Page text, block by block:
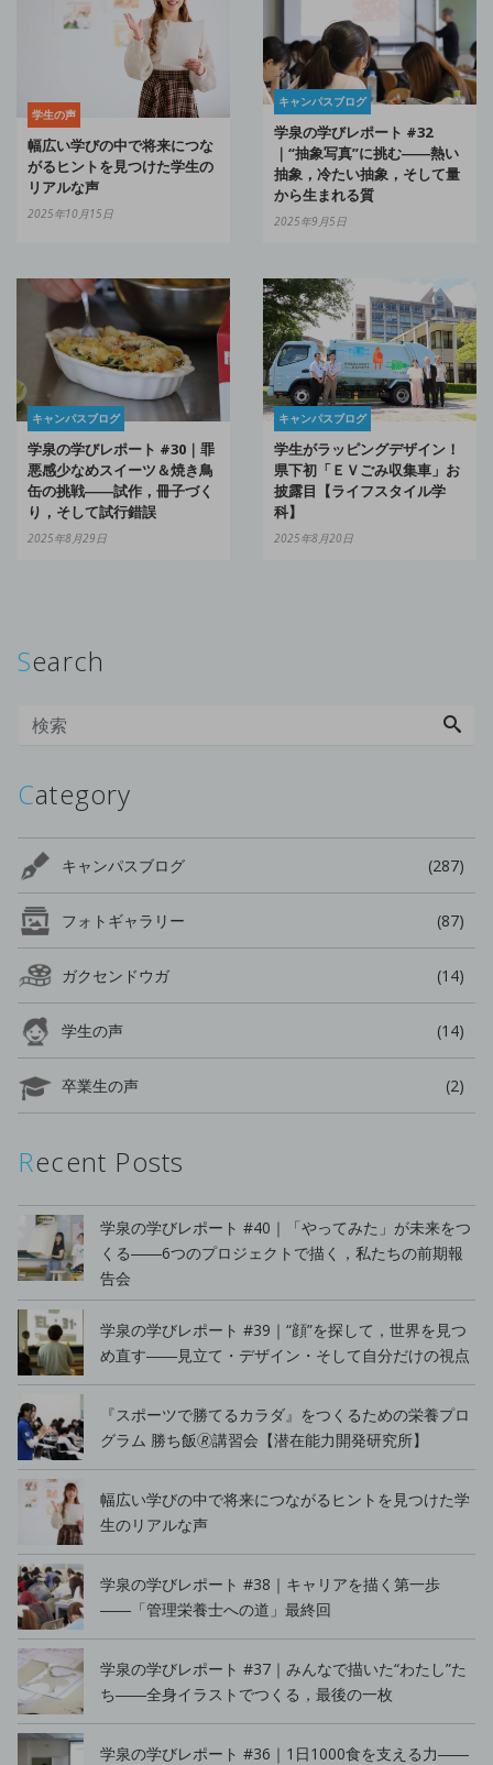
学生の声
幅広い学びの中で将来につな
がるヒントを見つけた学生の
リアルな声
2025年10月15日
キャンパスブログ
学泉の学びレポート #32
｜“抽象写真”に挑む――熱い
抽象，冷たい抽象，そして量
から生まれる質
2025年9月5日
キャンパスブログ
学泉の学びレポート #30｜罪
悪感少なめスイーツ＆焼き鳥
缶の挑戦――試作，冊子づく
り，そして試行錯誤
2025年8月29日
キャンパスブログ
学生がラッピングデザイン！
県下初「ＥＶごみ収集車」お
披露目【ライフスタイル学
科】
2025年8月20日
Search
Category
キャンパスブログ (287)
フォトギャラリー (87)
ガクセンドウガ (14)
学生の声 (14)
卒業生の声 (2)
Recent Posts
学泉の学びレポート #40｜「やってみた」が未来をつ
くる――6つのプロジェクトで描く，私たちの前期報
告会
学泉の学びレポート #39｜“顔”を探して，世界を見つ
め直す――見立て・デザイン・そして自分だけの視点
『スポーツで勝てるカラダ』をつくるための栄養プロ
グラム 勝ち飯🄬講習会【潜在能力開発研究所】
幅広い学びの中で将来につながるヒントを見つけた学
生のリアルな声
学泉の学びレポート #38｜キャリアを描く第一歩
――「管理栄養士への道」最終回
学泉の学びレポート #37｜みんなで描いた“わたし”た
ち――全身イラストでつくる，最後の一枚
学泉の学びレポート #36｜1日1000食を支える力――